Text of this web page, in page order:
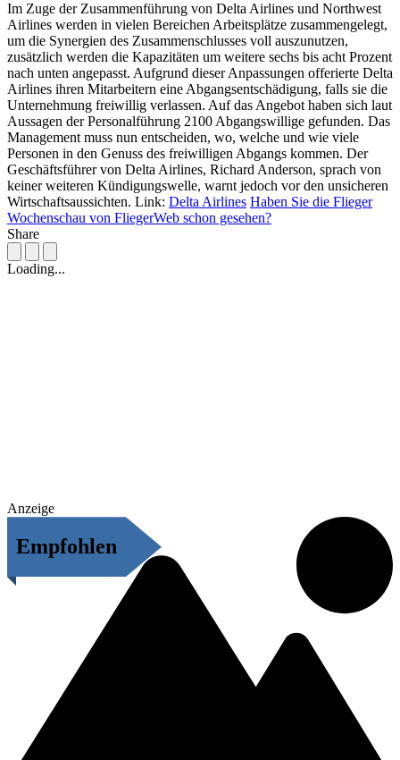
Im Zuge der Zusammenführung von Delta Airlines und Northwest
Airlines werden in vielen Bereichen Arbeitsplätze zusammengelegt,
um die Synergien des Zusammenschlusses voll auszunutzen,
zusätzlich werden die Kapazitäten um weitere sechs bis acht Prozent
nach unten angepasst. Aufgrund dieser Anpassungen offerierte Delta
Airlines ihren Mitarbeitern eine Abgangsentschädigung, falls sie die
Unternehmung freiwillig verlassen. Auf das Angebot haben sich laut
Aussagen der Personalführung 2100 Abgangswillige gefunden. Das
Management muss nun entscheiden, wo, welche und wie viele
Personen in den Genuss des freiwilligen Abgangs kommen. Der
Geschäftsführer von Delta Airlines, Richard Anderson, sprach von
keiner weiteren Kündigungswelle, warnt jedoch vor den unsicheren
Wirtschaftsaussichten. Link: Delta Airlines Haben Sie die Flieger
Wochenschau von FliegerWeb schon gesehen?
Share
Loading...
Anzeige
Empfohlen